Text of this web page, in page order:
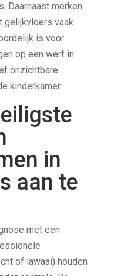
Daarnaast merken
gelijkvloers vaak
is voor
op een werf in
onzichtbare
kinderkamer.
in
aan te
met een
of lawaai) houden